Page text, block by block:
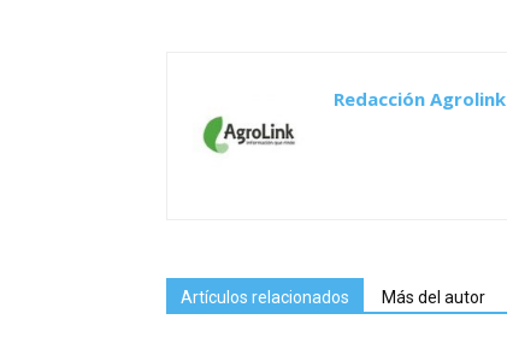
Redacción Agrolink
Artículos relacionados Más del autor